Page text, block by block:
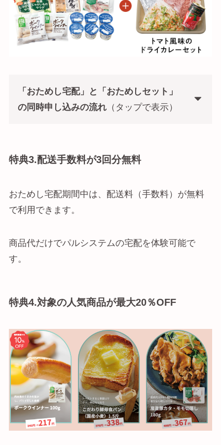
「おためし宅配」と
「おためしセット」
の同時申し込みの流れ（タップで表示）
特典3.配送手数料が3回分無料
おためし宅配期間中は、配送料（手数料）が無料
で利用できます。
商品代だけでパルシステムの宅配を体験可能で
す。
特典4.対象の人気商品が最大20％OFF